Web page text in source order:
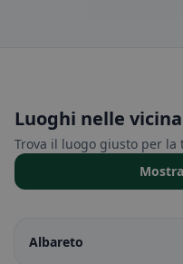
Luoghi nelle
Trova il luogo giusto per
Albareto